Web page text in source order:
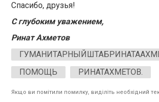
Спасибо, друзья!
С глубоким уважением,
Ринат Ахметов
ПОМОЩЬ
РИНАТАХМЕТОВ.
Якщо ви помітили помилку, виділіть необхідний